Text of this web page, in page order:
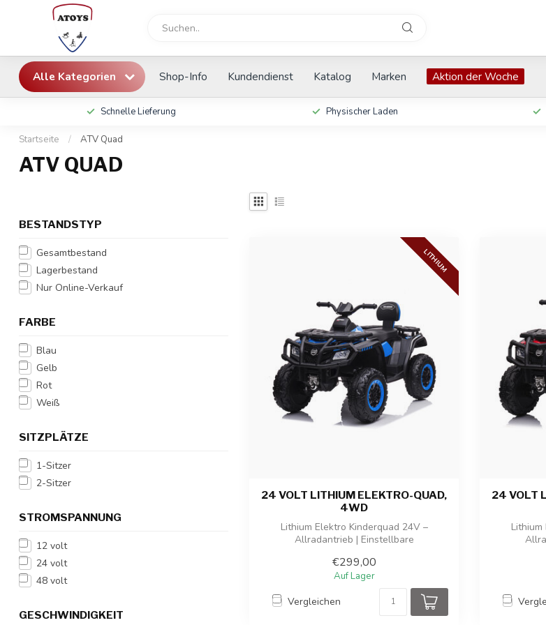
Alle Kategorien Shop-Info Kundendienst Katalog Marken Aktion der Woche
Schnelle Lieferung Physischer Laden
Startseite / ATV Quad
ATV QUAD
BESTANDSTYP
Gesamtbestand
Lagerbestand
Nur Online-Verkauf
FARBE
Blau
Gelb
Rot
Weiß
SITZPLÄTZE
1-Sitzer
2-Sitzer
STROMSPANNUNG
12 volt
24 volt
48 volt
GESCHWINDIGKEIT
LITHIUM
24 VOLT LITHIUM ELEKTRO-QUAD,
4WD
Lithium Elektro Kinderquad 24V –
Allradantrieb | Einstellbare
€299,00
Auf Lager
Vergleichen
24 VOLT